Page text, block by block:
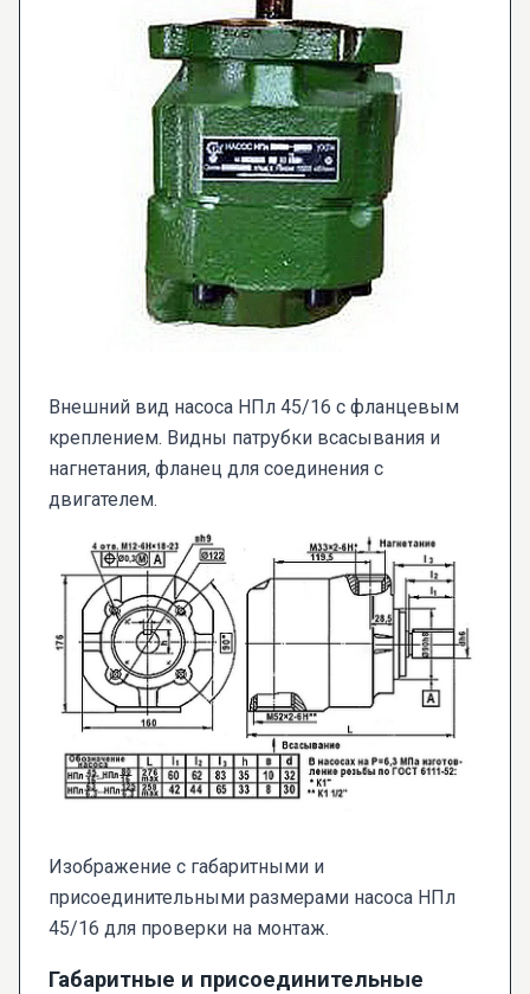
Внешний вид насоса НПл 45/16 с фланцевым
креплением. Видны патрубки всасывания и
нагнетания, фланец для соединения с
двигателем.
Изображение с габаритными и
присоединительными размерами насоса НПл
45/16 для проверки на монтаж.
Габаритные и присоединительные